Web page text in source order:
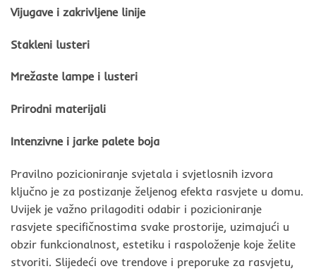
Vijugave i zakrivljene linije
Stakleni lusteri
Mrežaste lampe i lusteri
Prirodni materijali
Intenzivne i jarke palete boja
Pravilno pozicioniranje svjetala i svjetlosnih izvora
ključno je za postizanje željenog efekta rasvjete u domu.
Uvijek je važno prilagoditi odabir i pozicioniranje
rasvjete specifičnostima svake prostorije, uzimajući u
obzir funkcionalnost, estetiku i raspoloženje koje želite
stvoriti. Slijedeći ove trendove i preporuke za rasvjetu,